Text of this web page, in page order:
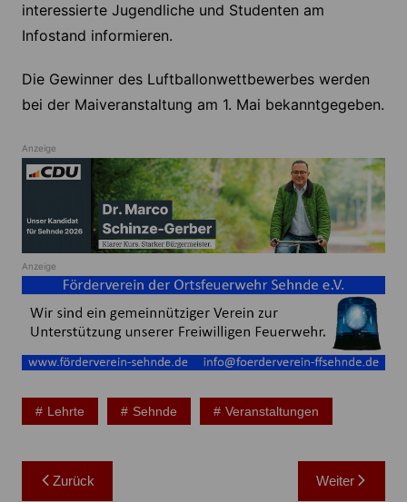
interessierte Jugendliche und Studenten am
Infostand informieren.
Die Gewinner des Luftballonwettbewerbes werden
bei der Maiveranstaltung am 1. Mai bekanntgegeben.
Anzeige
Anzeige
Lehrte Sehnde Veranstaltungen
Beitragsnavigation
Zurück Weiter